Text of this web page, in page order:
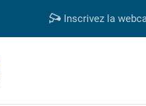
Inscrivez la